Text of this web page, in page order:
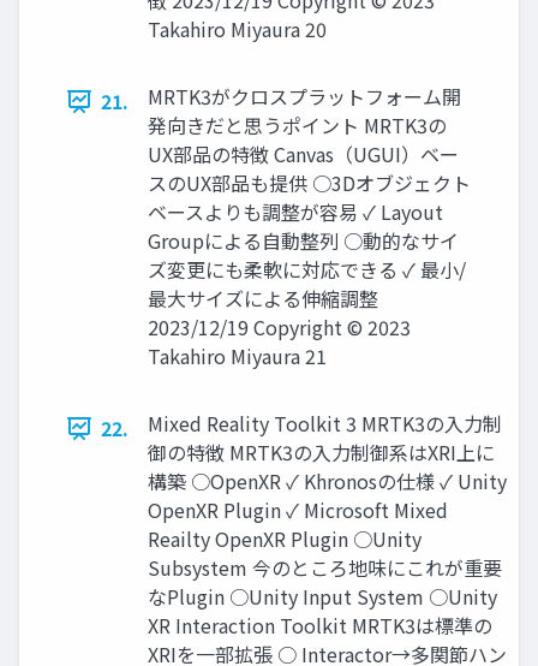
Takahiro Miyaura 20
21.
MRTK3がクロスプラットフォーム開
発向きだと思うポイント MRTK3の
UX部品の特徴 Canvas（UGUI）ベー
スのUX部品も提供 ○3Dオブジェクト
ベースよりも調整が容易 ✓ Layout
Groupによる自動整列 ○動的なサイ
ズ変更にも柔軟に対応できる ✓ 最小/
最大サイズによる伸縮調整
2023/12/19 Copyright © 2023
Takahiro Miyaura 21
22.
Mixed Reality Toolkit 3 MRTK3の入力制
御の特徴 MRTK3の入力制御系はXRI上に
構築 ○OpenXR ✓ Khronosの仕様 ✓ Unity
OpenXR Plugin ✓ Microsoft Mixed
Reailty OpenXR Plugin ○Unity
Subsystem 今のところ地味にこれが重要
なPlugin ○Unity Input System ○Unity
XR Interaction Toolkit MRTK3は標準の
XRIを一部拡張 ○ Interactor→多関節ハン